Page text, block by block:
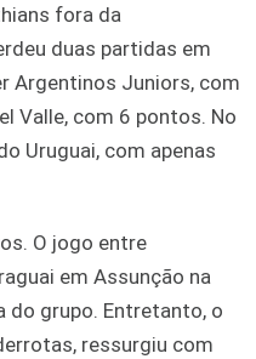
fora da
duas partidas em
Argentinos Juniors, com
Valle, com 6 pontos. No
Uruguai, com apenas
O jogo entre
em Assunção na
do grupo. Entretanto, o
ressurgiu com